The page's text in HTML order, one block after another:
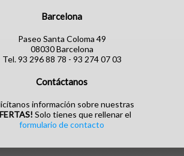
Barcelona
Paseo Santa Coloma 49
08030 Barcelona
Tel. 93 296 88 78 - 93 274 07 03
Contáctanos
información sobre nuestras
Solo tienes que rellenar el
formulario de contacto